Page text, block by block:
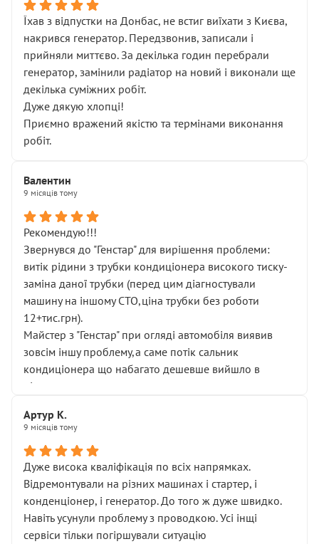
Їхав з відпустки на Донбас, не встиг виїхати з Києва,
накрився генератор. Передзвонив, записали і
прийняли миттєво. За декілька годин перебрали
генератор, замінили радіатор на новий і виконали ще
декілька суміжних робіт.
Дуже дякую хлопці!
Приємно вражений якістю та термінами виконання
робіт.
Валентин
9 місяців тому
Рекомендую!!!
Звернувся до "Генстар" для вирішення проблеми:
витік рідини з трубки кондиціонера високого тиску-
заміна даної трубки (перед цим діагностували
машину на іншому СТО,ціна трубки без роботи
12+тис.грн).
Майстер з "Генстар" при огляді автомобіля виявив
зовсім іншу проблему,а саме потік сальник
кондиціонера що набагато дешевше вийшло в
підсумку.
Артур К.
9 місяців тому
Дуже висока кваліфікація по всіх напрямках.
Відремонтували на різних машинах і стартер, і
конденціонер, і генератор. До того ж дуже швидко.
Навіть усунули проблему з проводкою. Усі інщі
сервіси тільки погіршували ситуацію